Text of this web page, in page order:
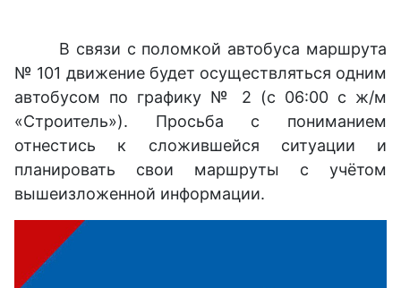
В связи с поломкой автобуса маршрута
№ 101 движение будет осуществляться одним
автобусом по графику № 2 (с 06:00 с ж/м
«Строитель»). Просьба с пониманием
отнестись к сложившейся ситуации и
планировать свои маршруты с учётом
вышеизложенной информации.